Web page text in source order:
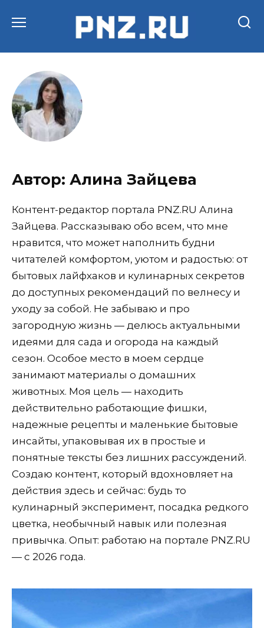
Автор: Алина Зайцева
Контент-редактор портала PNZ.RU Алина
Зайцева. Рассказываю обо всем, что мне
нравится, что может наполнить будни
читателей комфортом, уютом и радостью: от
бытовых лайфхаков и кулинарных секретов
до доступных рекомендаций по велнесу и
уходу за собой. Не забываю и про
загородную жизнь — делюсь актуальными
идеями для сада и огорода на каждый
сезон. Особое место в моем сердце
занимают материалы о домашних
животных. Моя цель — находить
действительно работающие фишки,
надежные рецепты и маленькие бытовые
инсайты, упаковывая их в простые и
понятные тексты без лишних рассуждений.
Создаю контент, который вдохновляет на
действия здесь и сейчас: будь то
кулинарный эксперимент, посадка редкого
цветка, необычный навык или полезная
привычка. Опыт: работаю на портале PNZ.RU
— с 2026 года.